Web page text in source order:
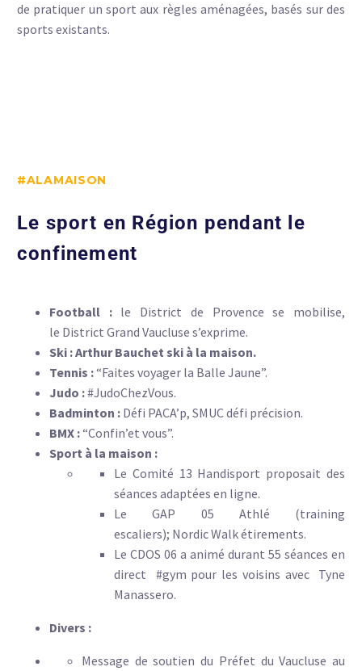
de pratiquer un sport aux règles aménagées, basés sur des
sports existants.
#ALAMAISON
Le sport en Région pendant le
confinement
Football :le District de Provence se mobilise,
le District Grand Vaucluse s’exprime.
Ski : Arthur Bauchet ski à la maison.
Tennis :“Faites voyager la Balle Jaune”.
Judo :#JudoChezVous.
Badminton : Défi PACA’p, SMUC défi précision.
BMX :“Confin’et vous”.
Sport à la maison :
Le Comité 13 Handisport proposait des
séances adaptées en ligne.
Le GAP 05 Athlé (training
escaliers); Nordic Walk étirements.
Le CDOS 06 a animé durant 55 séances en
direct #gym pour les voisins avec Tyne
Manassero.
Divers :
Message de soutien du Préfet du Vaucluse au